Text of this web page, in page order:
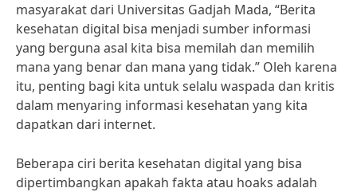
masyarakat dari Universitas Gadjah Mada, “Berita
kesehatan digital bisa menjadi sumber informasi
yang berguna asal kita bisa memilah dan memilih
mana yang benar dan mana yang tidak.” Oleh karena
itu, penting bagi kita untuk selalu waspada dan kritis
dalam menyaring informasi kesehatan yang kita
dapatkan dari internet.
Beberapa ciri berita kesehatan digital yang bisa
dipertimbangkan apakah fakta atau hoaks adalah